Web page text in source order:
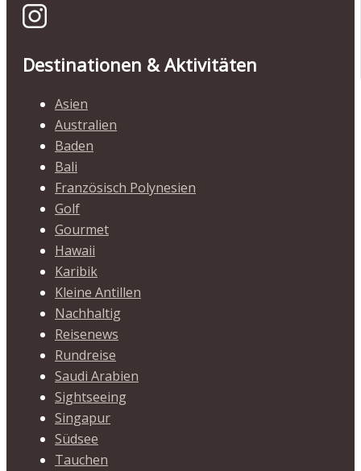
Destinationen & Aktivitäten
Asien
Australien
Baden
Bali
Französisch Polynesien
Golf
Gourmet
Hawaii
Karibik
Kleine Antillen
Nachhaltig
Reisenews
Rundreise
Saudi Arabien
Sightseeing
Singapur
Südsee
Tauchen